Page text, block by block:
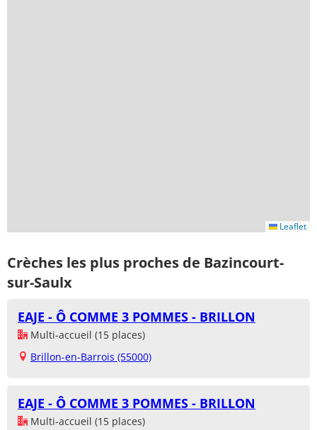
Leaflet
Crèches les plus proches de Bazincourt-
sur-Saulx
EAJE - Ô COMME 3 POMMES - BRILLON
Multi-accueil (15 places)
Brillon-en-Barrois (55000)
EAJE - Ô COMME 3 POMMES - BRILLON
Multi-accueil (15 places)